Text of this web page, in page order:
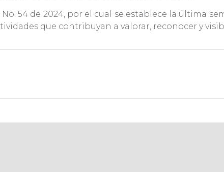
54 de 2024, por el cual se establece la última
que contribuyan a valorar, reconocer y